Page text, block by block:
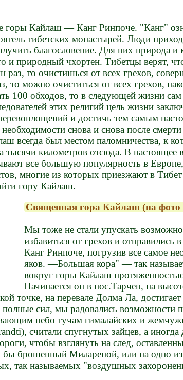
горы Кайлаш — Канг Ринпоче. "Канг"
тибетских монастырей. Люди
благословение. Для них природа и
природный чхортен. Тибетцы верят,
то очистишься от всех грехов,
то можно очиститься от всех грехов,
100 обходов, то в следующей жизни
этих религий цель жизни
и достичь тем самым
снова и снова после
всегда был местом паломничества, к
тысячи километров отсюда. В настоящее
все большую популярность в Европе,
многие из которых приезжают в
гору Кайлаш.
Священная гора Кайлаш (на фото
Мы тоже не стали упускать
избавиться от грехов и отправились
Канг Ринпоче, погрузив все самое
яков. —Большая кора" — так
вокруг горы Кайлаш
Начинается он в пос.Тарчен, на
точке, на перевале Долма Ла,
сил, мы радовались возможности
небо тучам гималайских и
считали спугнутых зайцев, а иногда
чтобы взглянуть на след,
бы брошенный Миларепой, или на одно
так называемых "воздушных